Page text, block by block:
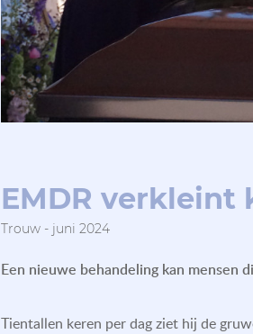
EMDR verkleint
Trouw - juni
Een nieuwe behandeling kan mensen
Tientallen keren per dag ziet hij de